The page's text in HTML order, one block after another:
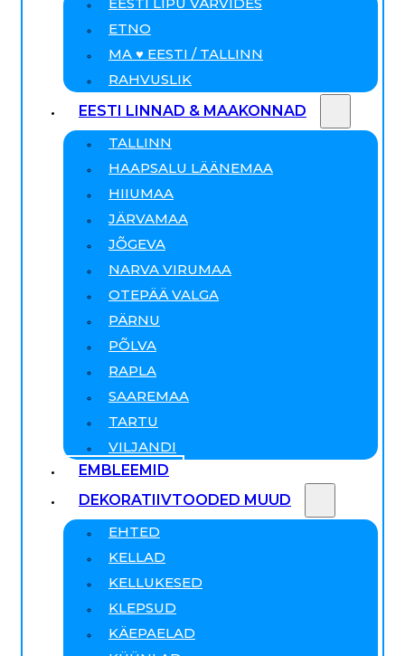
ETNO
MA ♥ EESTI / TALLINN
RAHVUSLIK
EESTI LINNAD & MAAKONNAD
TALLINN
HAAPSALU LÄÄNEMAA
HIIUMAA
JÄRVAMAA
JÕGEVA
NARVA VIRUMAA
OTEPÄÄ VALGA
PÄRNU
PÕLVA
RAPLA
SAAREMAA
TARTU
VILJANDI
EMBLEEMID
DEKORATIIVTOODED MUUD
EHTED
KELLAD
KELLUKESED
KLEPSUD
KÄEPAELAD